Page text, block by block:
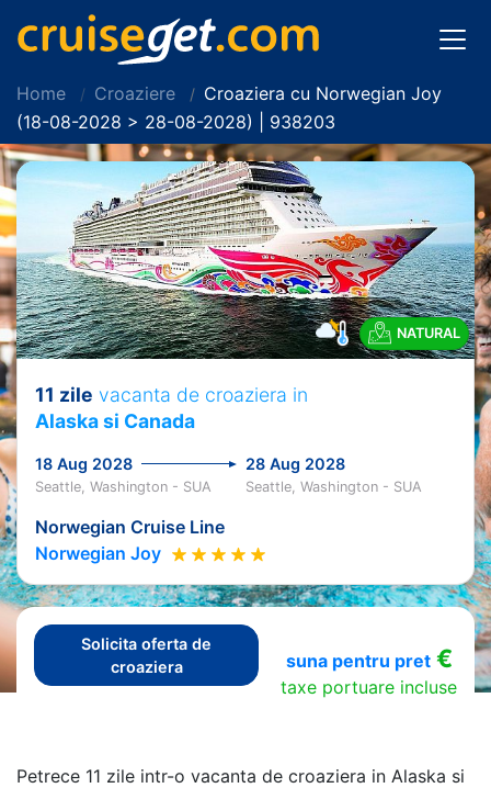
Home Croaziere
Croaziera cu Norwegian Joy
(18-08-2028 > 28-08-2028) | 938203
NATURAL
11 zile vacanta de croaziera in
Alaska si Canada
18 Aug 2028 28 Aug 2028
Seattle, Washington - SUA Seattle, Washington - SUA
Norwegian Cruise Line
Norwegian Joy
Solicita oferta de
croaziera
suna pentru pret€
taxe portuare incluse
Petrece 11 zile intr-o vacanta de croaziera in Alaska si